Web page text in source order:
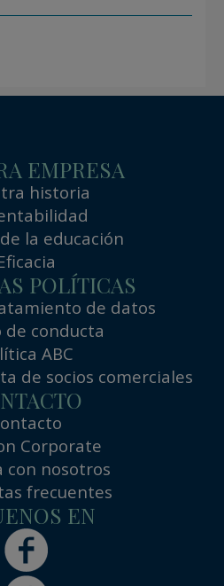
EMPRESA
historia
la educación
POLÍTICAS
de datos
de conducta
ABC
de socios comerciales
Corporate
con nosotros
frecuentes
EN